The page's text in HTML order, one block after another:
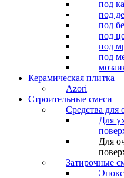
под
под
под
под
под
под
Керамическая плитка
Azori
Строительные смеси
Средства для
Для
Для
Затирочные